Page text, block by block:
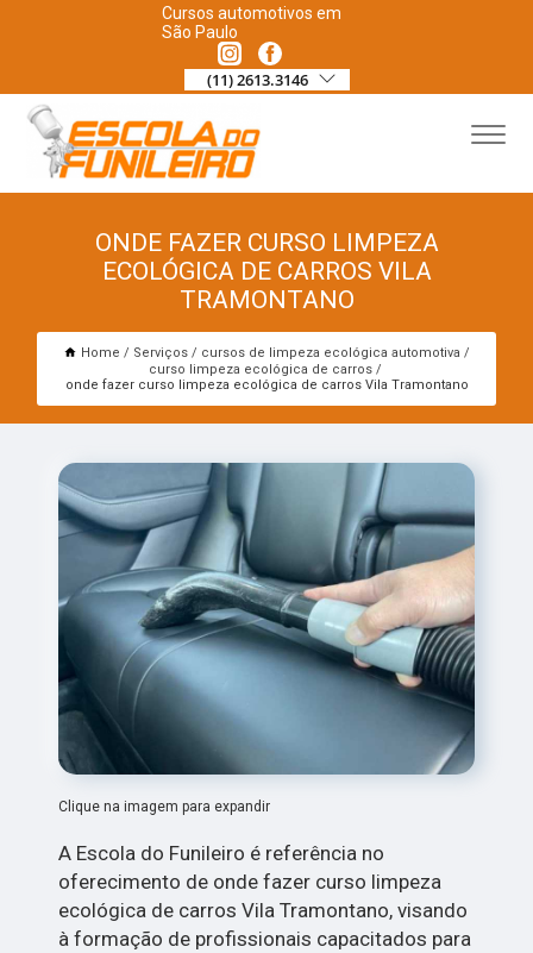
Cursos automotivos em
São Paulo
(11) 2613.3146
ONDE FAZER CURSO LIMPEZA
ECOLÓGICA DE CARROS VILA
TRAMONTANO
Home Serviços
cursos de limpeza ecológica automotiva
curso limpeza ecológica de carros
onde fazer curso limpeza ecológica de carros Vila Tramontano
Clique na imagem para expandir
A Escola do Funileiro é referência no
oferecimento de onde fazer curso limpeza
ecológica de carros Vila Tramontano, visando
à formação de profissionais capacitados para